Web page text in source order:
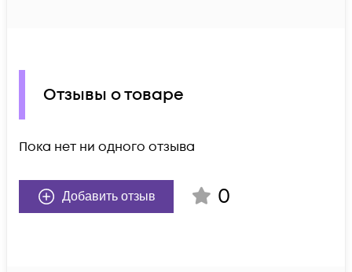
Отзывы о товаре
Пока нет ни одного отзыва
Добавить отзыв 0